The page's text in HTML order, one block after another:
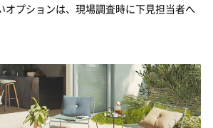
プションは、現場調査時に下見担当者へ